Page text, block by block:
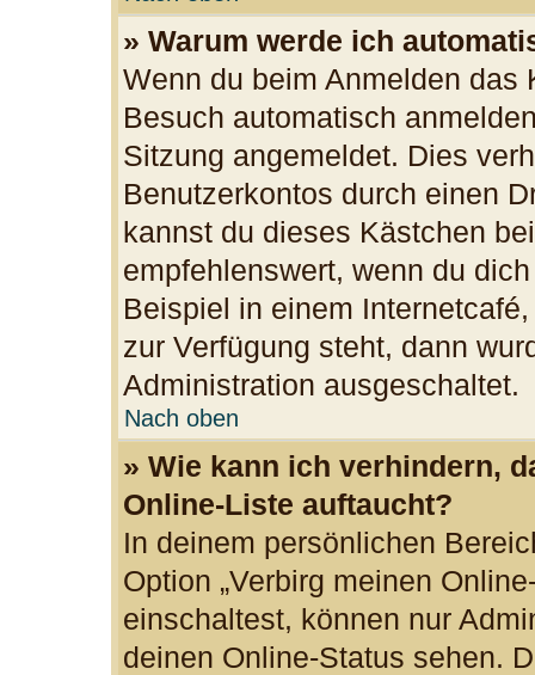
» Warum werde ich
Wenn du beim Anmelden das
Besuch automatisch
Sitzung angemeldet. Dies
Benutzerkontos durch einen
kannst du dieses Kästchen
empfehlenswert, wenn du
Beispiel in einem
zur Verfügung steht, dann
Administration ausgeschaltet.
Nach oben
» Wie kann ich verhindern,
Online-Liste auftaucht?
In deinem persönlichen
Option „Verbirg meinen
einschaltest, können nur
deinen Online-Status sehen.